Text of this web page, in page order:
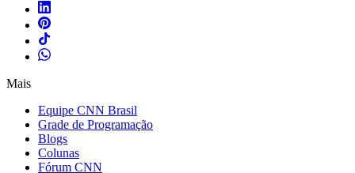
Mais
Equipe CNN Brasil
Grade de Programação
Blogs
Colunas
Fórum CNN